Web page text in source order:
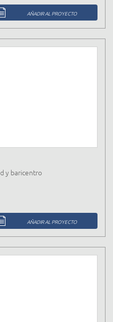
AÑADIR AL PROYECTO
y baricentro
AÑADIR AL PROYECTO